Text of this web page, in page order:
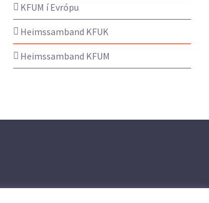
KFUM í Evrópu
Heimssamband KFUK
Heimssamband KFUM